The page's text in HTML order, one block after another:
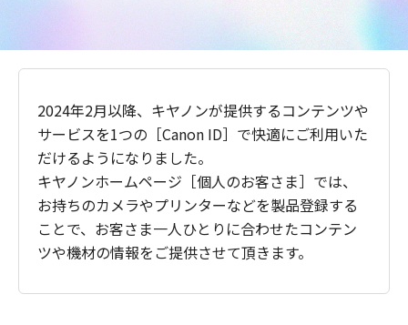
2024年2月以降、キヤノンが提供するコンテンツや
サービスを1つの［Canon ID］で快適にご利用いた
だけるようになりました。
キヤノンホームページ［個人のお客さま］では、
お持ちのカメラやプリンターなどを製品登録する
ことで、お客さま一人ひとりに合わせたコンテン
ツや機材の情報をご提供させて頂きます。